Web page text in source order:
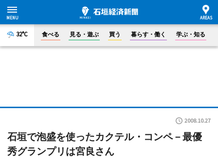
32°C 食べる 見る・遊ぶ 買う 暮らす・働く 学ぶ・知る
2008.10.27
石垣で泡盛を使ったカクテル・コンペ－最優
秀グランプリは宮良さん